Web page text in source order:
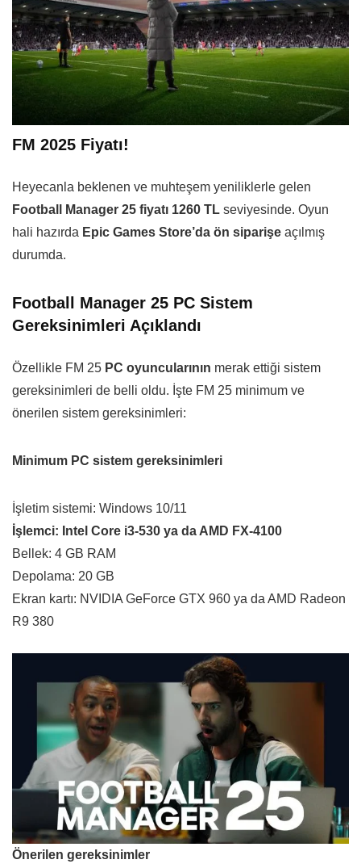
FM 2025 Fiyatı!
Heyecanla beklenen ve muhteşem yeniliklerle gelen
Football Manager 25 fiyatı 1260 TL seviyesinde. Oyun
hali hazırda Epic Games Store’da ön siparişe açılmış
durumda.
Football Manager 25 PC Sistem
Gereksinimleri Açıklandı
Özellikle FM 25 PC oyuncularının merak ettiği sistem
gereksinimleri de belli oldu. İşte FM 25 minimum ve
önerilen sistem gereksinimleri:
Minimum PC sistem gereksinimleri
İşletim sistemi: Windows 10/11
İşlemci: Intel Core i3-530 ya da AMD FX-4100
Bellek: 4 GB RAM
Depolama: 20 GB
Ekran kartı: NVIDIA GeForce GTX 960 ya da AMD Radeon
R9 380
Önerilen gereksinimler